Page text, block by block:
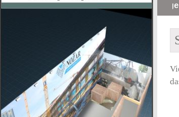
von Unternehmen -